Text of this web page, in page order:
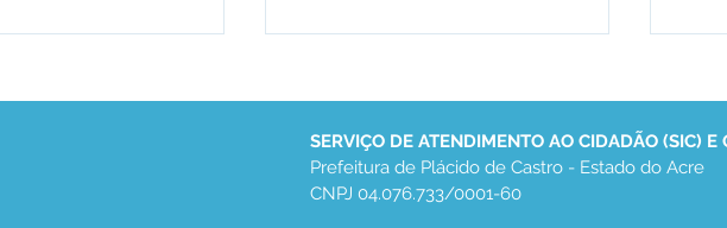
SERVIÇO DE ATENDIMENTO AO CIDADÃO (SIC) E
Prefeitura de Plácido de Castro - Estado do Acre
CNPJ 04.076.733/0001-60